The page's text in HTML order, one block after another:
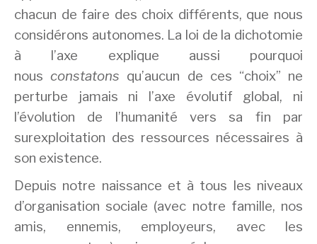
chacun de faire des choix différents, que nous
considérons autonomes. La loi de la dichotomie
à l’axe explique aussi pourquoi
nousconstatons qu’aucun de ces “choix” ne
perturbe jamais ni l’axe évolutif global, ni
l’évolution de l’humanité vers sa fin par
surexploitation des ressources nécessaires à
son existence.
Depuis notre naissance et à tous les niveaux
d’organisation sociale (avec notre famille, nos
amis, ennemis, employeurs, avec les